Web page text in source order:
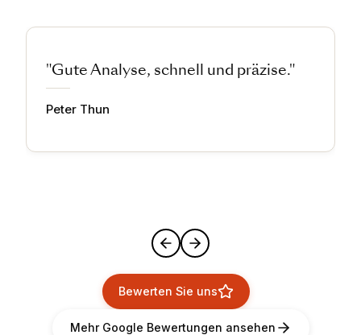
"Gute Analyse, schnell und präzise."
Peter Thun
Bewerten Sie uns
Mehr Google Bewertungen ansehen